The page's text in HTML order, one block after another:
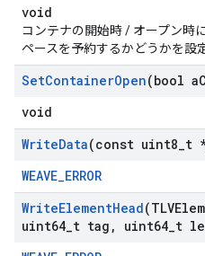
void
コンテナの開始時 / オープン時
ペースを予約するかどうかを設
SetContainerOpen(bool a
void
WriteData(const uint8 t
WEAVE_ERROR
WriteElementHead
uint64 t tag , uint64 t